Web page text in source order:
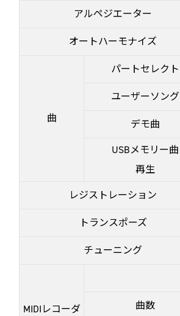
アルペジエーター
オートハーモナイズ
曲
パートセレクト
ユーザーソング
デモ曲
USBメモリー曲
再生
レジストレーション
トランスポーズ
チューニング
MIDIレコーダ 曲数